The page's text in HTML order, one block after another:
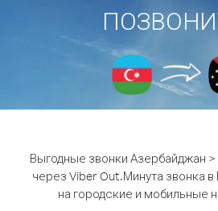
Выгодные звонки Азербайджан
через Viber Out.Минута звонка
на городские и мобильные